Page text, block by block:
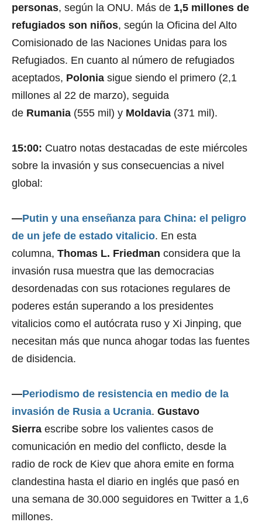
personas, según la ONU. Más de 1,5 millones de
refugiados son niños, según la Oficina del Alto
Comisionado de las Naciones Unidas para los
Refugiados. En cuanto al número de refugiados
aceptados, Polonia sigue siendo el primero (2,1
millones al 22 de marzo), seguida
de Rumania (555 mil) y Moldavia (371 mil).
15:00: Cuatro notas destacadas de este miércoles
sobre la invasión y sus consecuencias a nivel
global:
—Putin y una enseñanza para China: el peligro
de un jefe de estado vitalicio. En esta
columna, Thomas L. Friedman considera que la
invasión rusa muestra que las democracias
desordenadas con sus rotaciones regulares de
poderes están superando a los presidentes
vitalicios como el autócrata ruso y Xi Jinping, que
necesitan más que nunca ahogar todas las fuentes
de disidencia.
—Periodismo de resistencia en medio de la
invasión de Rusia a Ucrania. Gustavo
Sierra escribe sobre los valientes casos de
comunicación en medio del conflicto, desde la
radio de rock de Kiev que ahora emite en forma
clandestina hasta el diario en inglés que pasó en
una semana de 30.000 seguidores en Twitter a 1,6
millones.